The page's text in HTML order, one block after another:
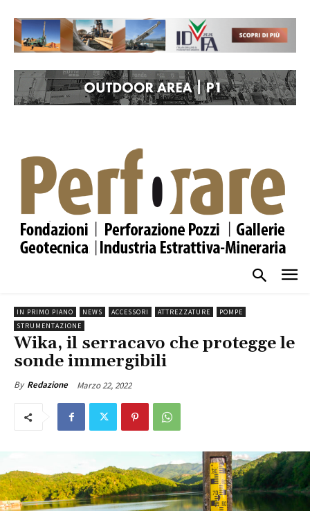
IN PRIMO PIANO NEWS ACCESSORI ATTREZZATURE
POMPE
STRUMENTAZIONE
Wika, il serracavo che protegge le
sonde immergibili
By Redazione Marzo 22, 2022